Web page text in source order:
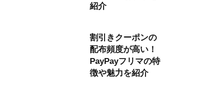
紹介
割引きクーポンの
配布頻度が高い！
PayPayフリマの特
徴や魅力を紹介